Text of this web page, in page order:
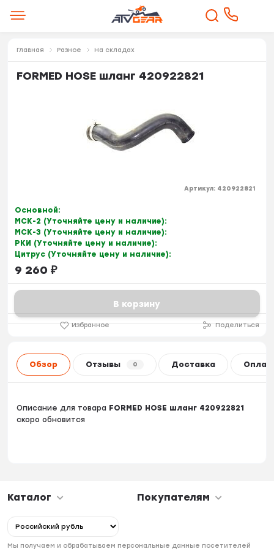
Главная Разное На складах
FORMED HOSE шланг 420922821
Артикул: 420922821
Основной:
МСК-2 (Уточняйте цену и наличие):
МСК-3 (Уточняйте цену и наличие):
РКИ (Уточняйте цену и наличие):
Цитрус (Уточняйте цену и наличие):
9 260 ₽
В корзину
Избранное Поделиться
Обзор Отзывы 0 Доставка
Описание для товара FORMED HOSE шланг 420922821
скоро обновится
Каталог Покупателям
Мы получаем и обрабатываем персональные данные посетителей